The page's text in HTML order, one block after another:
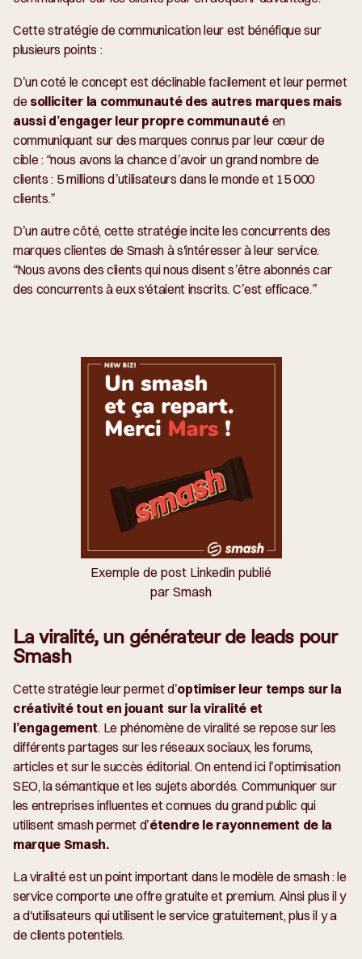
Cette stratégie de communication leur est bénéfique sur
plusieurs points :
D’un coté le concept est déclinable facilement et leur permet
de solliciter la communauté des autres marques mais
aussi d’engager leur propre communautéen
communiquant sur des marques connus par leur cœur de
cible : “nous avons la chance d’avoir un grand nombre de
clients : 5 millions d’utilisateurs dans le monde et 15 000
clients.”
D’un autre côté, cette stratégie incite les concurrents des
marques clientes de Smash à s'intéresser à leur service.
“Nous avons des clients qui nous disent s’être abonnés car
des concurrents à eux s'étaient inscrits. C’est efficace.”
Exemple de post Linkedin publié
par Smash
La viralité, un générateur de leads pour
Smash
Cette stratégie leur permet d’optimiser leur temps sur la
créativité tout en jouant sur la viralité et
l’engagement. Le phénomène de viralité se repose sur les
différents partages sur les réseaux sociaux, les forums,
articles et sur le succès éditorial. On entend ici l’optimisation
SEO, la sémantique et les sujets abordés. Communiquer sur
les entreprises influentes et connues du grand public qui
utilisent smash permet d’étendre le rayonnement de la
marque Smash.
La viralité est un point important dans le modèle de smash : le
service comporte une offre gratuite et premium. Ainsi plus il y
a d'utilisateurs qui utilisent le service gratuitement, plus il y a
de clients potentiels.